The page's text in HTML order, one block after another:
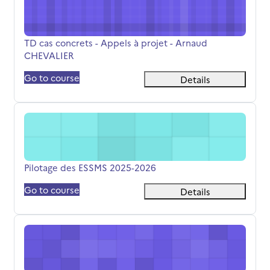
Όνομα μαθήματος
TD cas concrets - Appels à projet - Arnaud
CHEVALIER
Go to course
Details
Pilotage des ESSMS 2025-2026
Όνομα μαθήματος
Pilotage des ESSMS 2025-2026
Go to course
Details
MASTER 2 ERGO 2025-2026